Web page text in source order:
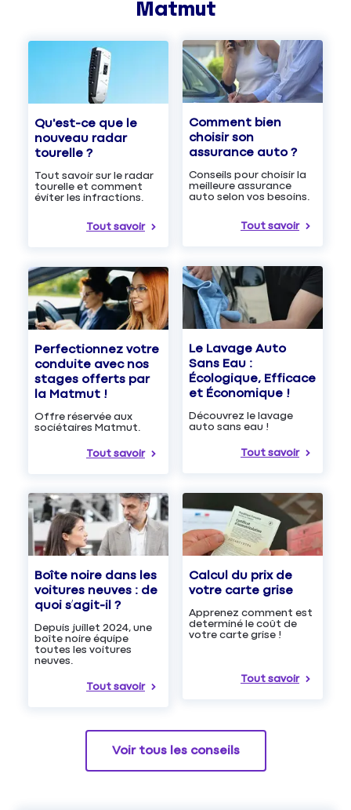
Matmut
Qu'est-ce que le
nouveau radar
tourelle ?
Tout savoir sur le radar
tourelle et comment
éviter les infractions.
Tout savoir
Comment bien
choisir son
assurance auto ?
Conseils pour choisir la
meilleure assurance
auto selon vos besoins.
Tout savoir
Perfectionnez votre
conduite avec nos
stages offerts par
la Matmut !
Offre réservée aux
sociétaires Matmut.
Tout savoir
Le Lavage Auto
Sans Eau :
Écologique, Efficace
et Économique !
Découvrez le lavage
auto sans eau !
Tout savoir
Boîte noire dans les
voitures neuves : de
quoi s’agit-il ?
Depuis juillet 2024, une
boîte noire équipe
toutes les voitures
neuves.
Tout savoir
Calcul du prix de
votre carte grise
Apprenez comment est
determiné le coût de
votre carte grise !
Tout savoir
Voir tous les conseils